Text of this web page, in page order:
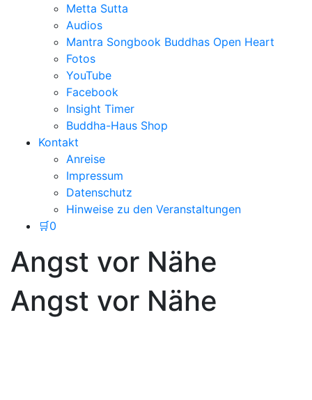
Metta Sutta
Audios
Mantra Songbook Buddhas Open Heart
Fotos
YouTube
Facebook
Insight Timer
Buddha-Haus Shop
Kontakt
Anreise
Impressum
Datenschutz
Hinweise zu den Veranstaltungen
🛒0
Angst vor Nähe
Angst vor Nähe